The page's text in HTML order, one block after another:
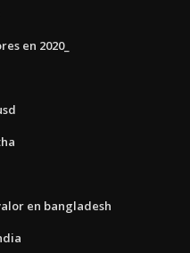
en 2020_
en bangladesh